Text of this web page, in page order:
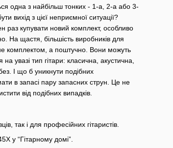
одна з найбільш тонких - 1-а, 2-а або 3-
вихід з цієї неприємної ситуації?
раз купувати новий комплект, особливо
На щастя, більшість виробників для
комплектом, а поштучно. Вони можуть
увазі тип гітари: класична, акустична,
І що б уникнути подібних
в запасі пару запасних струн. Це не
від подібних випадків.
так і для професійних гітаристів.
у “Гітарному домі”.